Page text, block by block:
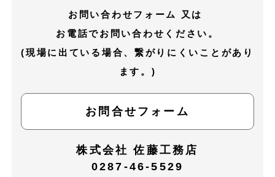
お問い合わせフォーム 又は
お電話でお問い合わせください。
(現場に出ている場合、繋がりにくいことがあり
ます。)
お問合せフォーム
株式会社 佐藤工務店
0287-46-5529